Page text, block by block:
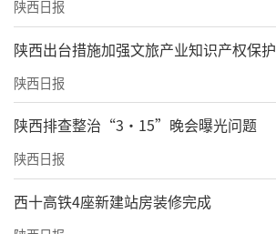
陕西日报
​陕西出台措施加强文旅产业知识产权保护
陕西日报
陕西排查整治“3·15”晚会曝光问题
陕西日报
西十高铁4座新建站房装修完成